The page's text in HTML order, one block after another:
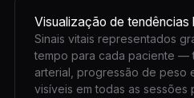
Visualização de tendências
Sinais vitais representados
tempo para cada paciente —
arterial, progressão de peso
visíveis em todas as sessões